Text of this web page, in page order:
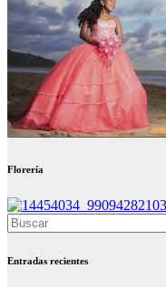
Florería
Entradas recientes